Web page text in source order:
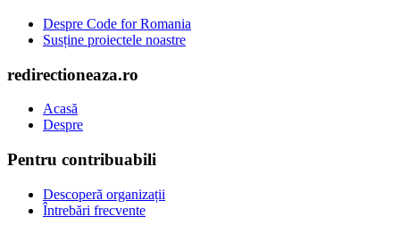
Despre Code for Romania
Susține proiectele noastre
redirectioneaza.ro
Acasă
Despre
Pentru contribuabili
Descoperă organizații
Întrebări frecvente